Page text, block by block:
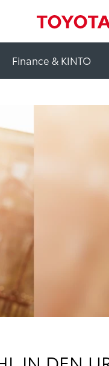
Finance & KINTO